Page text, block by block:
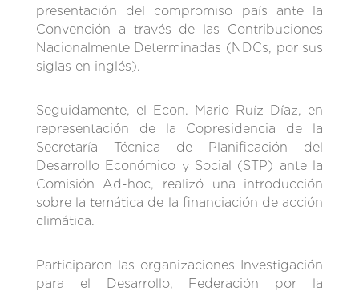
presentación del compromiso país ante la
Convención a través de las Contribuciones
Nacionalmente Determinadas (NDCs, por sus
siglas en inglés).
Seguidamente, el Econ. Mario Ruíz Díaz, en
representación de la Copresidencia de la
Secretaría Técnica de Planificación del
Desarrollo Económico y Social (STP) ante la
Comisión Ad-hoc, realizó una introducción
sobre la temática de la financiación de acción
climática.
Participaron las organizaciones Investigación
para el Desarrollo, Federación por la